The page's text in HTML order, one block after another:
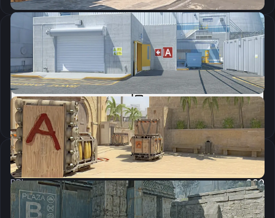
Параметры запуска
Скопировать
Настройки мыши
DPI:
800
Чувствительность мыши в игре:
1.7